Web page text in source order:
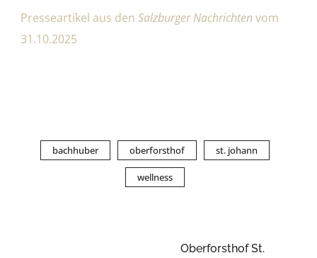
Presseartikel aus denSalzburger Nachrichtenvom
31.10.2025
bachhuber oberforsthof st. johann
wellness
Oberforsthof St.